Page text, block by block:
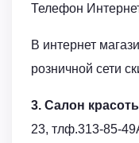
Телефон
В интернет
розничной сети
3. Салон
23, тлф.313-85-